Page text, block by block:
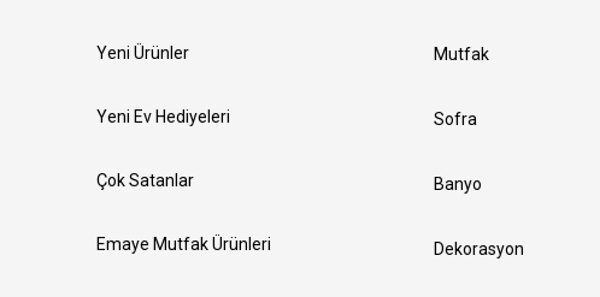
Yeni Ürünler
Yeni Ev Hediyeleri
Çok Satanlar
Emaye Mutfak Ürünleri
Mutfak
Sofra
Banyo
Dekorasyon